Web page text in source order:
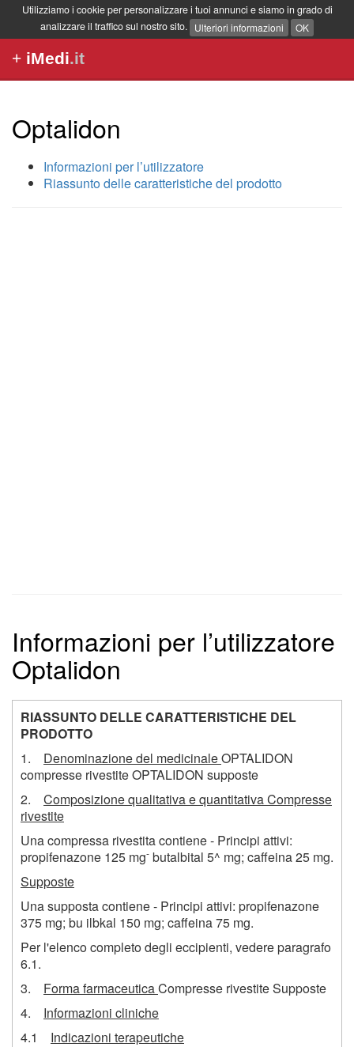
Utilizziamo i cookie per personalizzare i tuoi annunci e siamo in grado di
analizzare il traffico sul nostro sito. Ulteriori informazioni OK
+ iMedi.it
Optalidon
Informazioni per l’utilizzatore
Riassunto delle caratteristiche del prodotto
Informazioni per l’utilizzatore
Optalidon
RIASSUNTO DELLE CARATTERISTICHE DEL
PRODOTTO
1. Denominazione del medicinaleOPTALIDON
compresse rivestite OPTALIDON supposte
2. Composizione qualitativa e quantitativa Compresse
rivestite
Una compressa rivestita contiene - Principi attivi:
propifenazone 125 mg- butalbital 5^ mg; caffeina 25 mg.
Supposte
Una supposta contiene - Principi attivi: propifenazone
375 mg; bu ilbkal 150 mg; caffeina 75 mg.
Per l'elenco completo degli eccipienti, vedere paragrafo
6.1.
3. Forma farmaceuticaCompresse rivestite Supposte
4. Informazioni cliniche
4.1 Indicazioni terapeutiche